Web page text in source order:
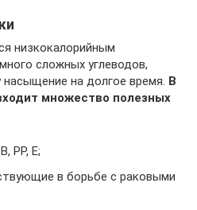
низкокалорийным
сложных углеводов,
на долгое время. В
множество полезных
РР, Е;
в борьбе с раковыми